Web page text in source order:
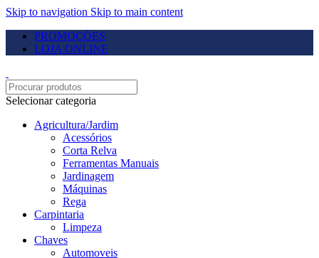
Skip to navigation Skip to main content
PROMOÇÕES
LOJA ONLINE
Selecionar categoria
Agricultura/Jardim
Acessórios
Corta Relva
Ferramentas Manuais
Jardinagem
Máquinas
Rega
Carpintaria
Limpeza
Chaves
Automoveis